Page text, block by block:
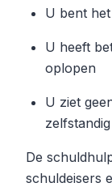
U bent
U heeft
oplopen
U ziet
De
schuldeisers